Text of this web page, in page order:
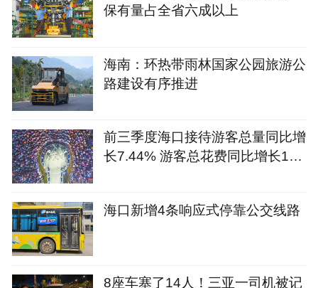
保有量占全省六成以上
海南：环热带雨林国家公园旅游公
路建设有序推进
前三季度海口接待游客总量同比增
长7.44% 游客总花费同比增长12.
海口新增4条响应式停靠公交线路
8座车塞了14人！三亚一司机被记